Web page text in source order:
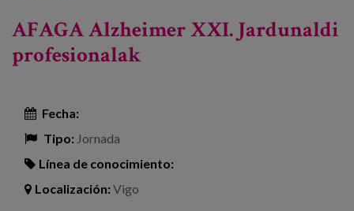
AFAGA Alzheimer XXI. Jardunaldi
profesionalak
Fecha:
Tipo: Jornada
Línea de conocimiento:
Localización:Vigo